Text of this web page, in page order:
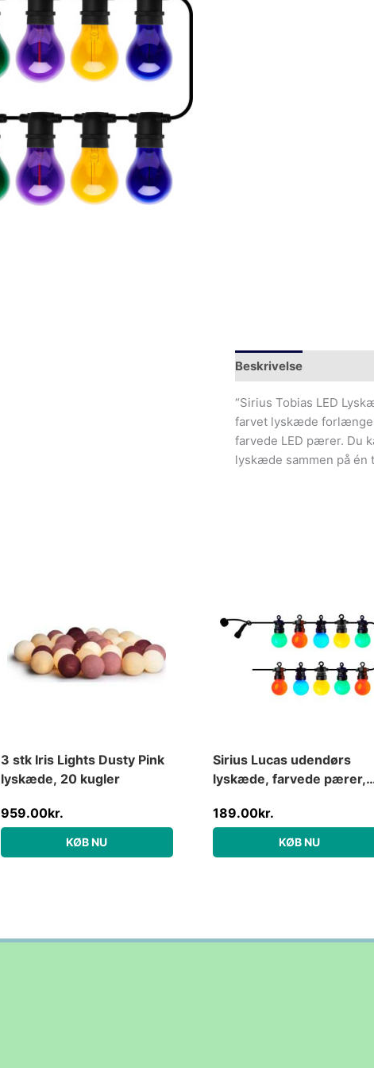
Beskrivelse
“Sirius Tobias LED
farvet lyskæde
farvede LED pærer. Du
lyskæde sammen på én
3 stk Iris Lights Dusty Pink
lyskæde, 20 kugler
959.00kr.
KØB NU
Sirius Lucas udendørs
lyskæde, farvede pærer,
189.00kr.
KØB NU